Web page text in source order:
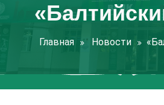
Главная Новости